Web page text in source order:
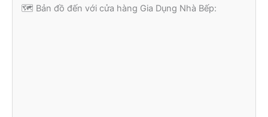
🗺️ Bản đồ đến với cửa hàng Gia Dụng Nhà Bếp: